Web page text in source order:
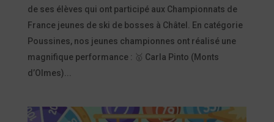
de ses élèves qui ont participé aux Championnats de
France jeunes de ski de bosses à Châtel. En catégorie
Poussines, nos jeunes championnes ont réalisé une
magnifique performance : 🥇 Carla Pinto (Monts
d’Olmes)...